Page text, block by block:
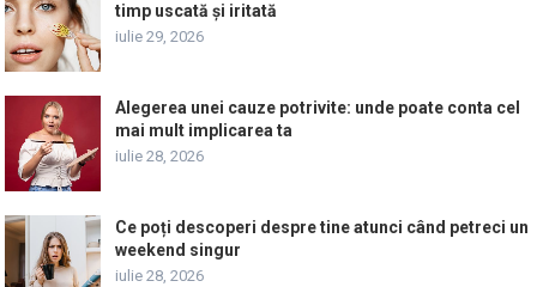
timp uscată și iritată
iulie 29, 2026
Alegerea unei cauze potrivite: unde poate conta cel
mai mult implicarea ta
iulie 28, 2026
Ce poți descoperi despre tine atunci când petreci un
weekend singur
iulie 28, 2026